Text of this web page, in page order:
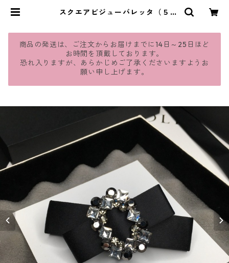
スクエアビジューバレッタ（５
商品の発送は、ご注文からお届けまでに14日～25日ほど
お時間を頂戴しております。
恐れ入りますが、あらかじめご了承くださいますようお
願い申し上げます。